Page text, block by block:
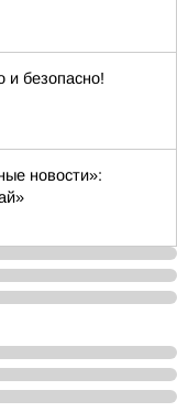
и безопасно!
новости»: